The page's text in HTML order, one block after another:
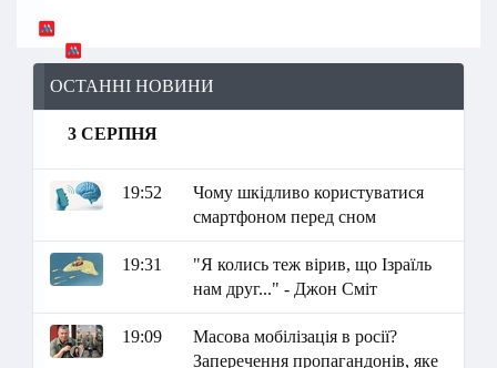
ОСТАННІ НОВИНИ
3 СЕРПНЯ
19:52
Чому шкідливо користуватися
смартфоном перед сном
19:31
"Я колись теж вірив, що Ізраїль
нам друг..." - Джон Сміт
19:09
Масова мобілізація в росії?
Заперечення пропагандонів, яке